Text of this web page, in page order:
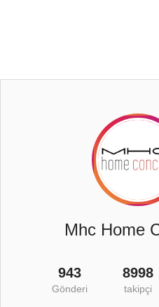
Mhc Home
943
Gönderi
8998
takipçi